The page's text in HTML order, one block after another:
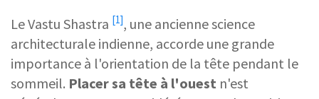
LeVastu Shastra [1], une ancienne science
architecturale indienne, accorde une grande
importance à l'orientation de la tête pendant le
sommeil. Placer sa tête à l'ouest n'est